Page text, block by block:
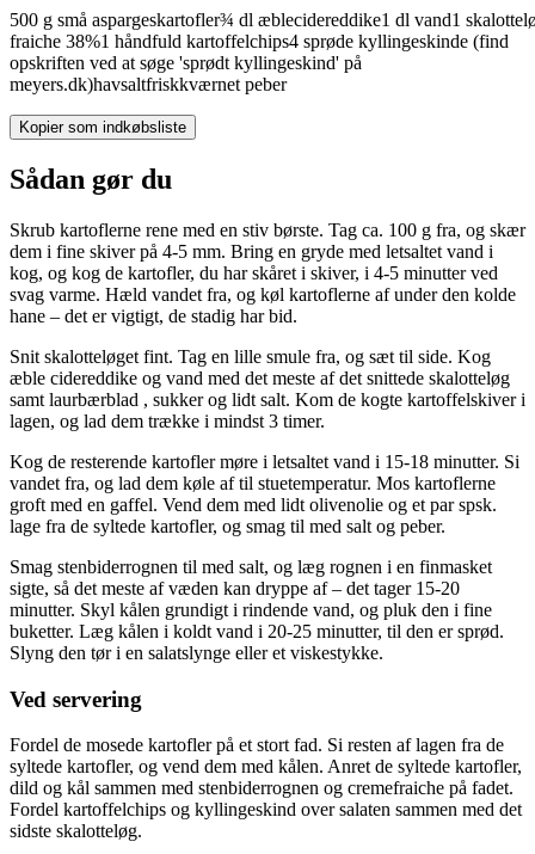
500 g små aspargeskartofler¾ dl æblecidereddike1 dl vand1
fraiche 38%1 håndfuld kartoffelchips4 sprøde kyllingeskinde (find
opskriften ved at søge 'sprødt kyllingeskind' på
meyers.dk)havsaltfriskkværnet peber
Kopier som indkøbsliste
Sådan gør du
Skrub kartoflerne rene med en stiv børste. Tag ca. 100 g fra, og skær
dem i fine skiver på 4-­5 mm. Bring en gryde med letsaltet vand i
kog, og kog de kartofler, du har skåret i skiver, i 4-­5 minutter ved
svag varme. Hæld vandet fra, og køl kartoflerne af under den kolde
hane – det er vigtigt, de stadig har bid.
Snit skalotteløget fint. Tag en lille smule fra, og sæt til side. Kog
æble­ cidereddike og vand med det meste af det snittede skalotteløg
samt laurbærblad , sukker og lidt salt. Kom de kogte kartoffelskiver i
lagen, og lad dem trække i mindst 3 timer.
Kog de resterende kartofler møre i letsaltet vand i 15­-18 minutter. Si
vandet fra, og lad dem køle af til stuetemperatur. Mos kartoflerne
groft med en gaffel. Vend dem med lidt olivenolie og et par spsk.
lage fra de syltede kartofler, og smag til med salt og peber.
Smag stenbiderrognen til med salt, og læg rognen i en finmasket
sigte, så det meste af væden kan dryppe af – det tager 15­-20
minutter. Skyl kålen grundigt i rindende vand, og pluk den i fine
buketter. Læg kålen i koldt vand i 20­-25 minutter, til den er sprød.
Slyng den tør i en salatslynge eller et viskestykke.
Ved servering
Fordel de mosede kartofler på et stort fad. Si resten af lagen fra de
syltede kartofler, og vend dem med kålen. Anret de syltede kartofler,
dild og kål sammen med stenbiderrognen og cremefraiche på fadet.
Fordel kartoffel­chips og kyllingeskind over salaten sammen med det
sidste skalotteløg.